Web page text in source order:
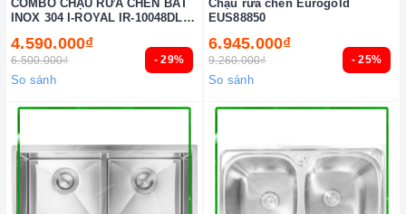
- 29%
COMBO CHẬU RỬA CHÉN BÁT
INOX 304 I-ROYAL IR-10048DL
4.590.000₫
6.500.000₫
So sánh
- 25%
Chậu rửa chén Eurogold
EUS88850
6.945.000₫
9.260.000₫
So sánh